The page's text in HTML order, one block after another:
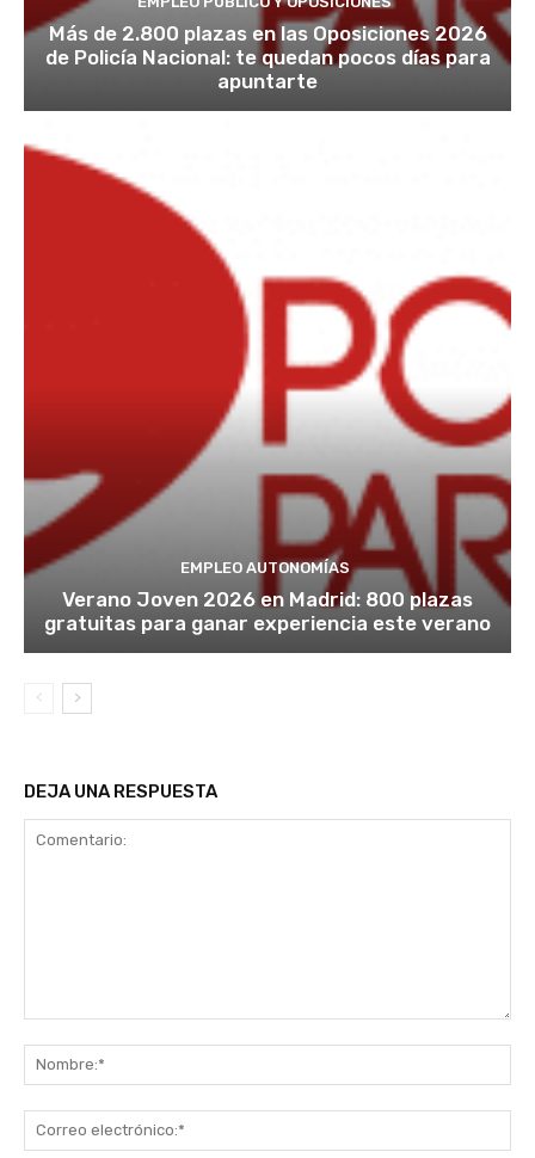
Más de 2.800 plazas en las Oposiciones 2026
de Policía Nacional: te quedan pocos días para
apuntarte
EMPLEO AUTONOMÍAS
Verano Joven 2026 en Madrid: 800 plazas
gratuitas para ganar experiencia este verano
DEJA UNA RESPUESTA